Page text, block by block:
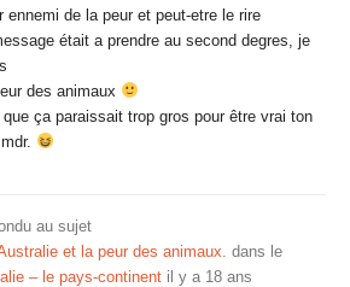
ennemi de la peur et peut-etre le rire
était a prendre au second degres, je
des animaux
que ça paraissait trop gros pour être vrai ton
au sujet
et la peur des animaux. dans le
– le pays-continent il y a 18 ans